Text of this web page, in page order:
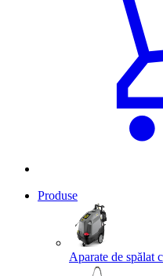
Produse
Aparate de spălat